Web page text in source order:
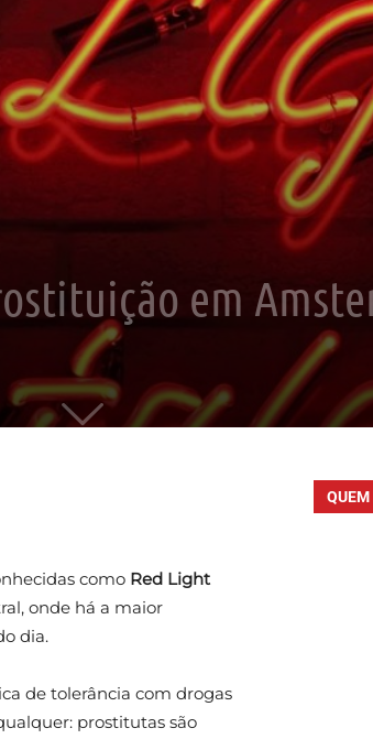
em
como Red Light
onde há a maior
dia.
de tolerância com drogas
prostitutas são
QUEM